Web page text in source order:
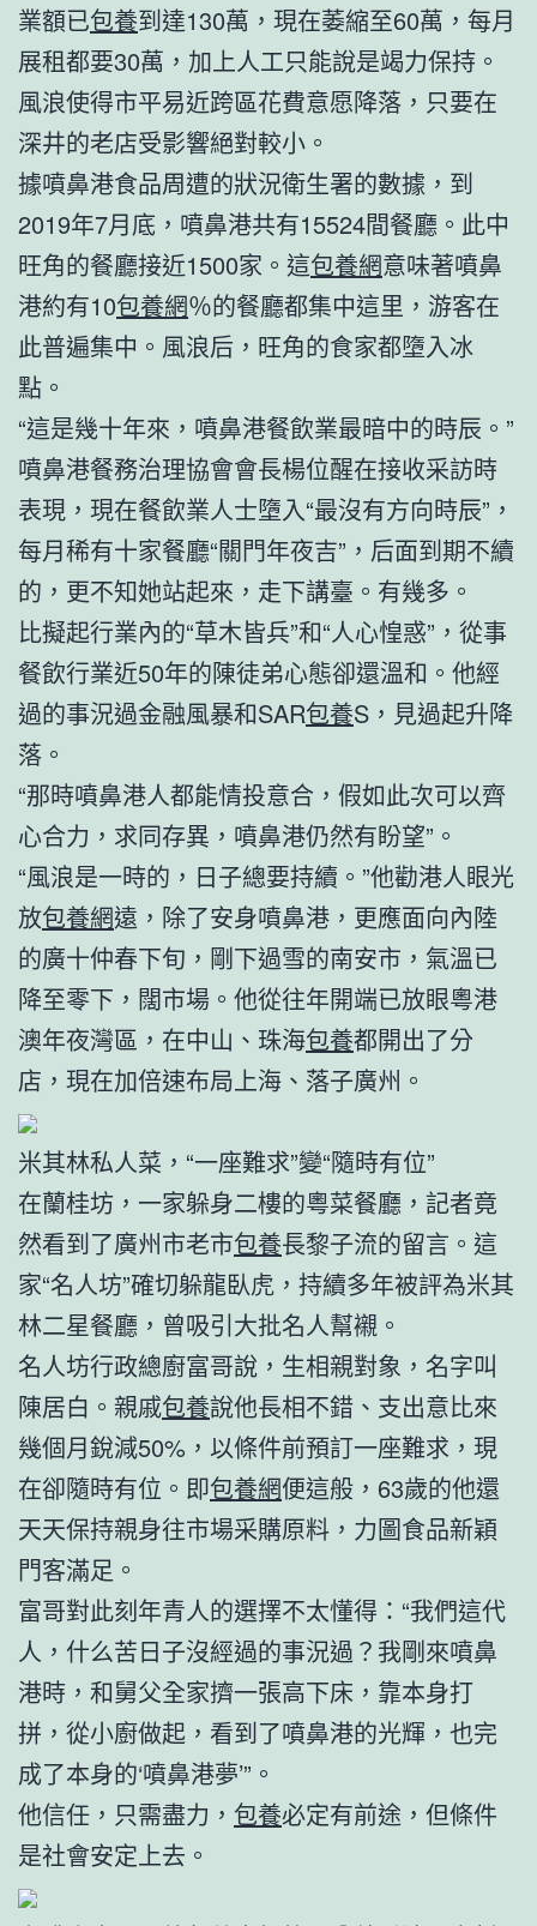
業額已包養到達130萬，現在萎縮至60萬，每月
展租都要30萬，加上人工只能說是竭力保持。
風浪使得市平易近跨區花費意愿降落，只要在
深井的老店受影響絕對較小。
據噴鼻港食品周遭的狀況衛生署的數據，到
2019年7月底，噴鼻港共有15524間餐廳。此中
旺角的餐廳接近1500家。這包養網意味著噴鼻
港約有10包養網％的餐廳都集中這里，游客在
此普遍集中。風浪后，旺角的食家都墮入冰
點。
“這是幾十年來，噴鼻港餐飲業最暗中的時辰。”
噴鼻港餐務治理協會會長楊位醒在接收采訪時
表現，現在餐飲業人士墮入“最沒有方向時辰”，
每月稀有十家餐廳“關門年夜吉”，后面到期不續
的，更不知她站起來，走下講臺。有幾多。
比擬起行業內的“草木皆兵”和“人心惶惑”，從事
餐飲行業近50年的陳徒弟心態卻還溫和。他經
過的事況過金融風暴和SAR包養S，見過起升降
落。
“那時噴鼻港人都能情投意合，假如此次可以齊
心合力，求同存異，噴鼻港仍然有盼望”。
“風浪是一時的，日子總要持續。”他勸港人眼光
放包養網遠，除了安身噴鼻港，更應面向內陸
的廣十仲春下旬，剛下過雪的南安市，氣溫已
降至零下，闊市場。他從往年開端已放眼粵港
澳年夜灣區，在中山、珠海包養都開出了分
店，現在加倍速布局上海、落子廣州。
米其林私人菜，“一座難求”變“隨時有位”
在蘭桂坊，一家躲身二樓的粵菜餐廳，記者竟
然看到了廣州市老市包養長黎子流的留言。這
家“名人坊”確切躲龍臥虎，持續多年被評為米其
林二星餐廳，曾吸引大批名人幫襯。
名人坊行政總廚富哥說，生相親對象，名字叫
陳居白。親戚包養說他長相不錯、支出意比來
幾個月銳減50%，以條件前預訂一座難求，現
在卻隨時有位。即包養網便這般，63歲的他還
天天保持親身往市場采購原料，力圖食品新穎
門客滿足。
富哥對此刻年青人的選擇不太懂得：“我們這代
人，什么苦日子沒經過的事況過？我剛來噴鼻
港時，和舅父全家擠一張高下床，靠本身打
拼，從小廚做起，看到了噴鼻港的光輝，也完
成了本身的‘噴鼻港夢’”。
他信任，只需盡力， 包養必定有前途，但條件
是社會安定上去。